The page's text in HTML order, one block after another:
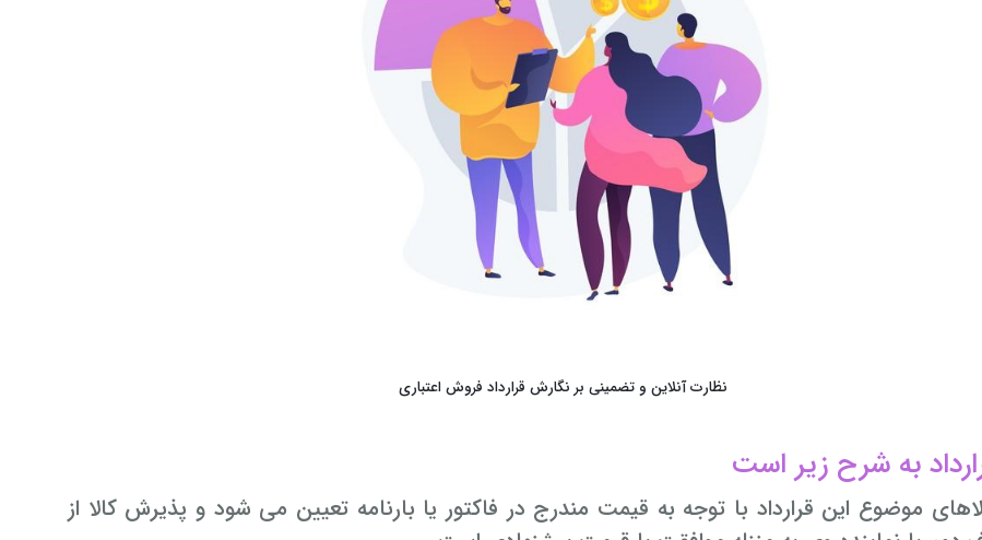
نظارت آنلاین و تضمینی بر نگارش قرارداد فروش اعتباری
به شرح زیر است
موضوع این قرارداد با توجه به قیمت مندرج در فاکتور یا بارنامه تعیین می ­شود و پذیرش کالا از